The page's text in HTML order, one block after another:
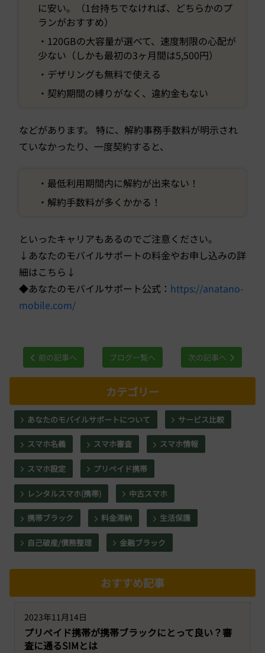
に安い。（1台持ちでなければ、どちらかのプ
ランがおすすめ）
・120GBの大容量が選べて、速度制限の心配が
少ない（しかも最初の3ヶ月間は5,500円）
・デザリングも無料で使える
・契約期間の縛りがなく、違約金もない
などがあります。 特に、解約事務手数料が明示され
ていなかったり、一度契約すると、
・最低利用期間内に解約が出来ない！
・解約手数料が多くかかる！
といったキャリアもあるのでご注意ください。
↓あなたのモバイルサポートの料金やお申し込みの詳
細はこちら↓
◆あなたのモバイルサポート公式： https://anatano-
mobile.com/
前の記事へ ブログ一覧へ 次の記事へ
カテゴリー
あなたのモバイルサポートについて サービス比較
スマホ名義 スマホ審査 スマホ情報
スマホ設定 プリペイド携帯
レンタルスマホ(携帯) 中古スマホ
携帯ブラック 料金滞納 生活保護
自己破産/債務整理 金融ブラック
おすすめ記事
2023年11月14日
プリペイド携帯が携帯ブラックにとって良い？審
査に通るSIMとは